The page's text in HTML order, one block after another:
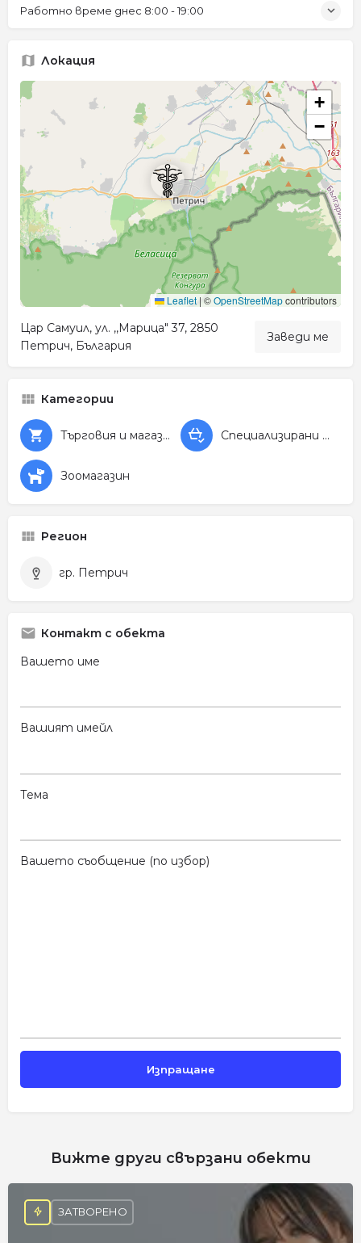
Работно време днес 8:00 - 19:00
Локация
+
−
Leaflet | ©OpenStreetMapcontributors
Цар Самуил, ул. ,,Марица" 37, 2850
Петрич, България
Заведи ме
Категории
Търговия и магазини Специализирани магазини
Зоомагазин
Регион
гр. Петрич
Контакт с обекта
Вашето име
Вашият имейл
Тема
Вашето съобщение (по избор)
Вижте други свързани обекти
ЗАТВОРЕНО